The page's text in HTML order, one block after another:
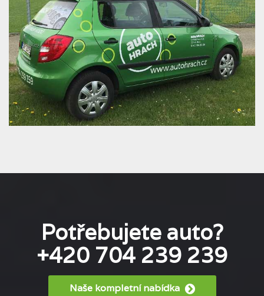
Potřebujete auto?
+420 704 239 239
Naše kompletní nabídka